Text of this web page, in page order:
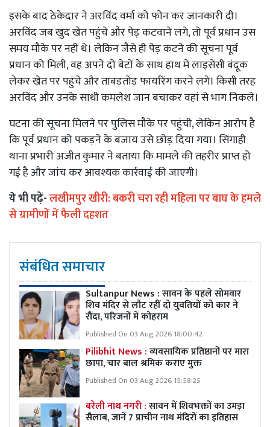
इसके बाद ठेकेदार ने अरविंद वर्मा को फोन कर जानकारी दी।
अरविंद जब खुद खेत पहुंचे और पेड़ कटवाने लगे, तो पूर्व प्रधान उस
समय मौके पर नहीं थे। लेकिन जैसे ही पेड़ कटने की सूचना पूर्व
प्रधान को मिली, वह अपने दो बेटों के साथ हाथ में लाइसेंसी बंदूक
लेकर खेत पर पहुंचे और ताबड़तोड़ फायरिंग करने लगे। किसी तरह
अरविंद और उनके साथी कमलेश जान बचाकर वहां से भाग निकले।
घटना की सूचना मिलने पर पुलिस मौके पर पहुंची, लेकिन आरोप है
कि पूर्व प्रधान को पकड़ने के बजाय उसे छोड़ दिया गया। सिंगाही
थाना प्रभारी अजीत कुमार ने बताया कि मामले की तहरीर प्राप्त हो
गई है और जांच कर आवश्यक कार्रवाई की जाएगी।
ये भी पढ़ें-लखीमपुर खीरी: बकरी चरा रही महिला पर बाघ के हमले
से ग्रामीणों में फैली दहशत
संबंधित समाचार
Sultanpur News : सावन के पहले सोमवार
शिव मंदिर से लौट रहीं दो युवतियों को कार ने
रौंदा, परिजनों में कोहराम
Published On 03 Aug 2026 18:00:42
Pilibhit News :व्यवसायिक प्रतिष्ठानों पर मारा
छापा, चार बाल श्रमिक कराए मुक्त
Published On 03 Aug 2026 15:58:25
बरेली नाथ नगरी :सावन में शिवभक्तों का उमड़ा
सैलाब, जानें 7 प्राचीन नाथ मंदिरों का इतिहास